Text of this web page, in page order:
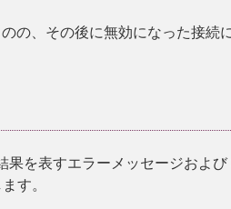
の、その後に無効になった接続
果を表すエラーメッセージおよ
す。